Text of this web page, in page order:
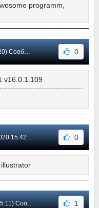
programm,
#112 0
v16.0.1.109
#111 0
Дмитрий (1 декабря 2020 15:11) Сообщение #110 1